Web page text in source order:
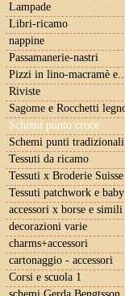
Lampade
Libri-ricamo
nappine
Passamanerie-nastri
Pizzi in lino-macramè e..
Riviste
Sagome e Rocchetti
Schemi punto croce
Schemi punti tradizionali
Tessuti da ricamo
Tessuti x Broderie Suisse
Tessuti patchwork e baby
accessori x borse e simili
decorazioni varie
charms+accessori
cartonaggio - accessori
Corsi e scuola 1